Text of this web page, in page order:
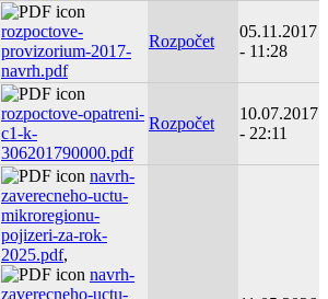
rozpoctove-
provizorium-2017-
navrh.pdf
Rozpočet
05.11.2017
- 11:28
rozpoctove-opatreni-
c1-k-
306201790000.pdf
Rozpočet
10.07.2017
- 22:11
navrh-
zaverecneho-uctu-
mikroregionu-
pojizeri-za-rok-
2025.pdf,
navrh-
zaverecneho-uctu-